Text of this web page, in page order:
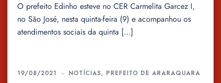
O prefeito Edinho esteve no CER Carmelita Garcez I,
no São José, nesta quinta-feira (9) e acompanhou os
atendimentos sociais da quinta […]
19/08/2021 NOTÍCIAS, PREFEITO DE ARARAQUARA